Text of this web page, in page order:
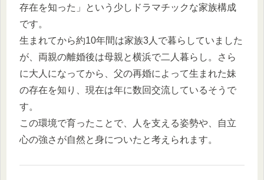
存在を知った」という少しドラマチックな家族構成
です。
生まれてから約10年間は家族3人で暮らしていました
が、両親の離婚後は母親と横浜で二人暮らし。さら
に大人になってから、父の再婚によって生まれた妹
の存在を知り、現在は年に数回交流しているそうで
す。
この環境で育ったことで、人を支える姿勢や、自立
心の強さが自然と身についたと考えられます。